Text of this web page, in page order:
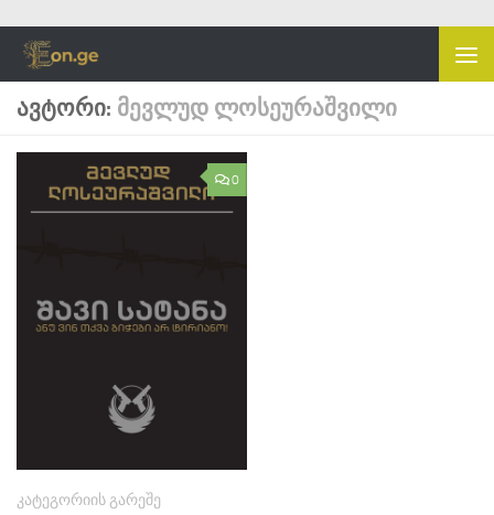
Skip to content
ᲐᲕᲢᲝᲠᲘ: ᲛᲔᲕᲚᲣᲓ ᲚᲝᲡᲔᲣᲠᲐᲨᲕᲘᲚᲘ
0
ᲙᲐᲢᲔᲒᲝᲠᲘᲘᲡ ᲒᲐᲠᲔᲨᲔ